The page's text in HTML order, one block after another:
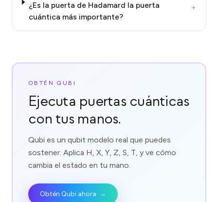
¿Es la puerta de Hadamard la puerta
cuántica más importante?
+
OBTÉN QUBI
Ejecuta puertas cuánticas
con tus manos.
Qubi es un qubit modelo real que puedes
sostener. Aplica H, X, Y, Z, S, T, y ve cómo
cambia el estado en tu mano.
Obtén Qubi ahora →